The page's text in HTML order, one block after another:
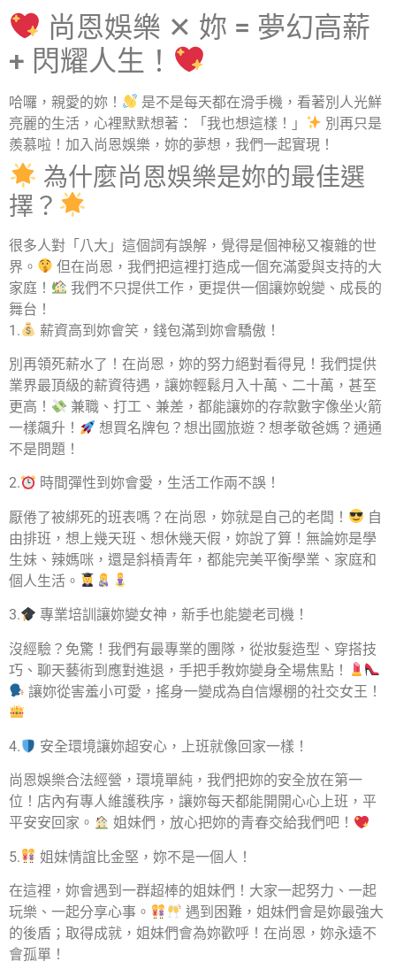
尚恩娛樂 ✕ 妳 = 夢幻高薪
+ 閃耀人生！
哈囉，親愛的妳！
是不是每天都在滑手機，看著別人光鮮
亮麗的生活，心裡默默想著：「我也想這樣！」
別再只是
羨慕啦！加入尚恩娛樂，妳的夢想，我們一起實現！
為什麼尚恩娛樂是妳的最佳選
擇？
很多人對「八大」這個詞有誤解，覺得是個神秘又複雜的世
界。
但在尚恩，我們把這裡打造成一個充滿愛與支持的大
家庭！
我們不只提供工作，更提供一個讓妳蛻變、成長的
舞台！
1.
薪資高到妳會笑，錢包滿到妳會驕傲！
別再領死薪水了！在尚恩，妳的努力絕對看得見！我們提供
業界最頂級的薪資待遇，讓妳輕鬆月入十萬、二十萬，甚至
更高！
兼職、打工、兼差，都能讓妳的存款數字像坐火箭
一樣飆升！
想買名牌包？想出國旅遊？想孝敬爸媽？通通
不是問題！
2. 時間彈性到妳會愛，生活工作兩不誤！
厭倦了被綁死的班表嗎？在尚恩，妳就是自己的老闆！
自
由排班，想上幾天班、想休幾天假，妳說了算！無論妳是學
生妹、辣媽咪，還是斜槓青年，都能完美平衡學業、家庭和
個人生活。
3. 專業培訓讓妳變女神，新手也能變老司機！
沒經驗？免驚！我們有最專業的團隊，從妝髮造型、穿搭技
巧、聊天藝術到應對進退，手把手教妳變身全場焦點！
讓妳從害羞小可愛，搖身一變成為自信爆棚的社交女王！
4. 安全環境讓妳超安心，上班就像回家一樣！
尚恩娛樂合法經營，環境單純，我們把妳的安全放在第一
位！店內有專人維護秩序，讓妳每天都能開開心心上班，平
平安安回家。
姐妹們，放心把妳的青春交給我們吧！
5. 姐妹情誼比金堅，妳不是一個人！
在這裡，妳會遇到一群超棒的姐妹們！大家一起努力、一起
玩樂、一起分享心事。
遇到困難，姐妹們會是妳最強大
的後盾；取得成就，姐妹們會為妳歡呼！在尚恩，妳永遠不
會孤單！